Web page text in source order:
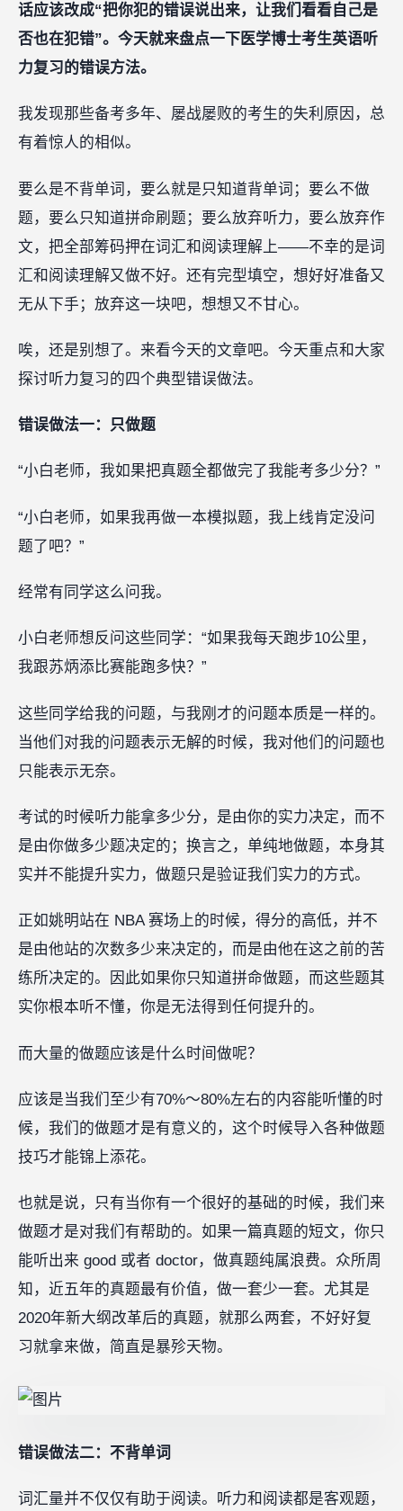
话应该改成“把你犯的错误说出来，让我们看看自己是
否也在犯错”。今天就来盘点一下医学博士考生英语听
力复习的错误方法。
我发现那些备考多年、屡战屡败的考生的失利原因，总
有着惊人的相似。
要么是不背单词，要么就是只知道背单词；要么不做
题，要么只知道拼命刷题；要么放弃听力，要么放弃作
文，把全部筹码押在词汇和阅读理解上——不幸的是词
汇和阅读理解又做不好。还有完型填空，想好好准备又
无从下手；放弃这一块吧，想想又不甘心。
唉，还是别想了。来看今天的文章吧。今天重点和大家
探讨听力复习的四个典型错误做法。
错误做法一：只做题
“小白老师，我如果把真题全都做完了我能考多少分？”
“小白老师，如果我再做一本模拟题，我上线肯定没问
题了吧？”
经常有同学这么问我。
小白老师想反问这些同学：“如果我每天跑步10公里，
我跟苏炳添比赛能跑多快？”
这些同学给我的问题，与我刚才的问题本质是一样的。
当他们对我的问题表示无解的时候，我对他们的问题也
只能表示无奈。
考试的时候听力能拿多少分，是由你的实力决定，而不
是由你做多少题决定的；换言之，单纯地做题，本身其
实并不能提升实力，做题只是验证我们实力的方式。
正如姚明站在 NBA 赛场上的时候，得分的高低，并不
是由他站的次数多少来决定的，而是由他在这之前的苦
练所决定的。因此如果你只知道拼命做题，而这些题其
实你根本听不懂，你是无法得到任何提升的。
而大量的做题应该是什么时间做呢？
应该是当我们至少有70%～80%左右的内容能听懂的时
候，我们的做题才是有意义的，这个时候导入各种做题
技巧才能锦上添花。
也就是说，只有当你有一个很好的基础的时候，我们来
做题才是对我们有帮助的。如果一篇真题的短文，你只
能听出来 good 或者 doctor，做真题纯属浪费。众所周
知，近五年的真题最有价值，做一套少一套。尤其是
2020年新大纲改革后的真题，就那么两套，不好好复
习就拿来做，简直是暴殄天物。
错误做法二：不背单词
词汇量并不仅仅有助于阅读。听力和阅读都是客观题，